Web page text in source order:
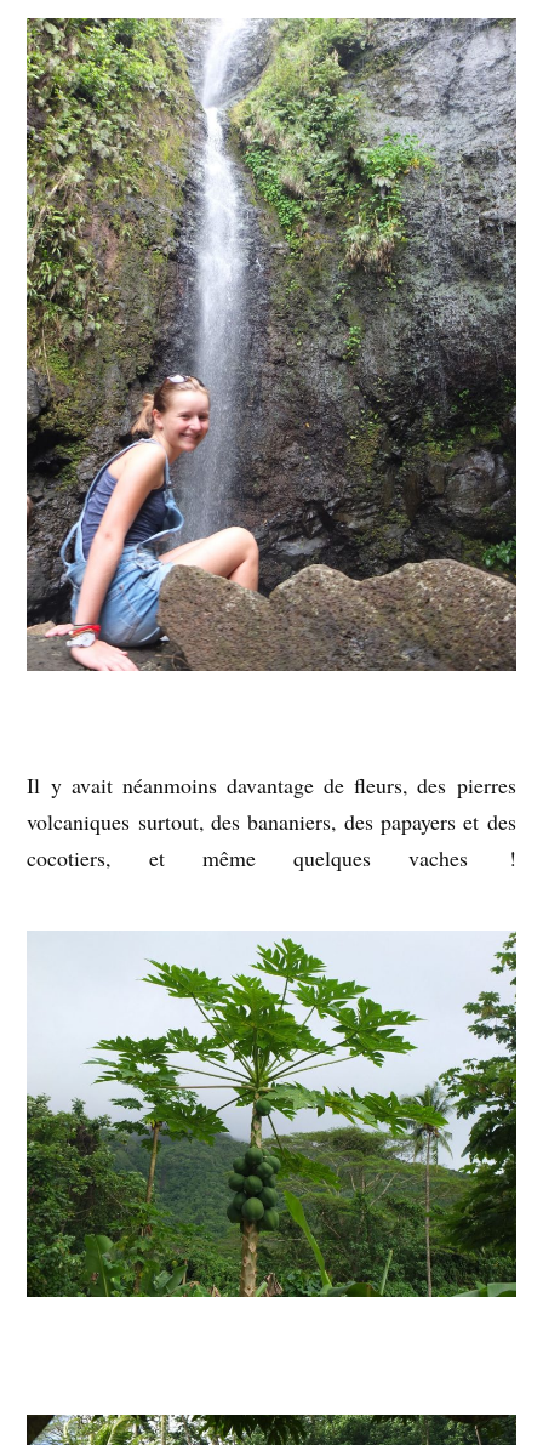
Il y avait néanmoins davantage de fleurs, des pierres
volcaniques surtout, des bananiers, des papayers et des
cocotiers, et même quelques vaches !